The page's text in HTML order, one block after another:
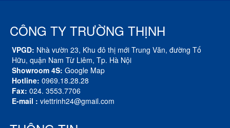
CÔNG TY TRƯỜNG THỊNH
VPGD: Nhà vườn 23, Khu đô thị mới Trung Văn, đường Tố
Hữu, quận Nam Từ Liêm, Tp. Hà Nội
Showroom 4S: Google Map
Hotline: 0969.18.28.28
Fax: 024. 3553.7706
E-mail : viettrinh24@gmail.com